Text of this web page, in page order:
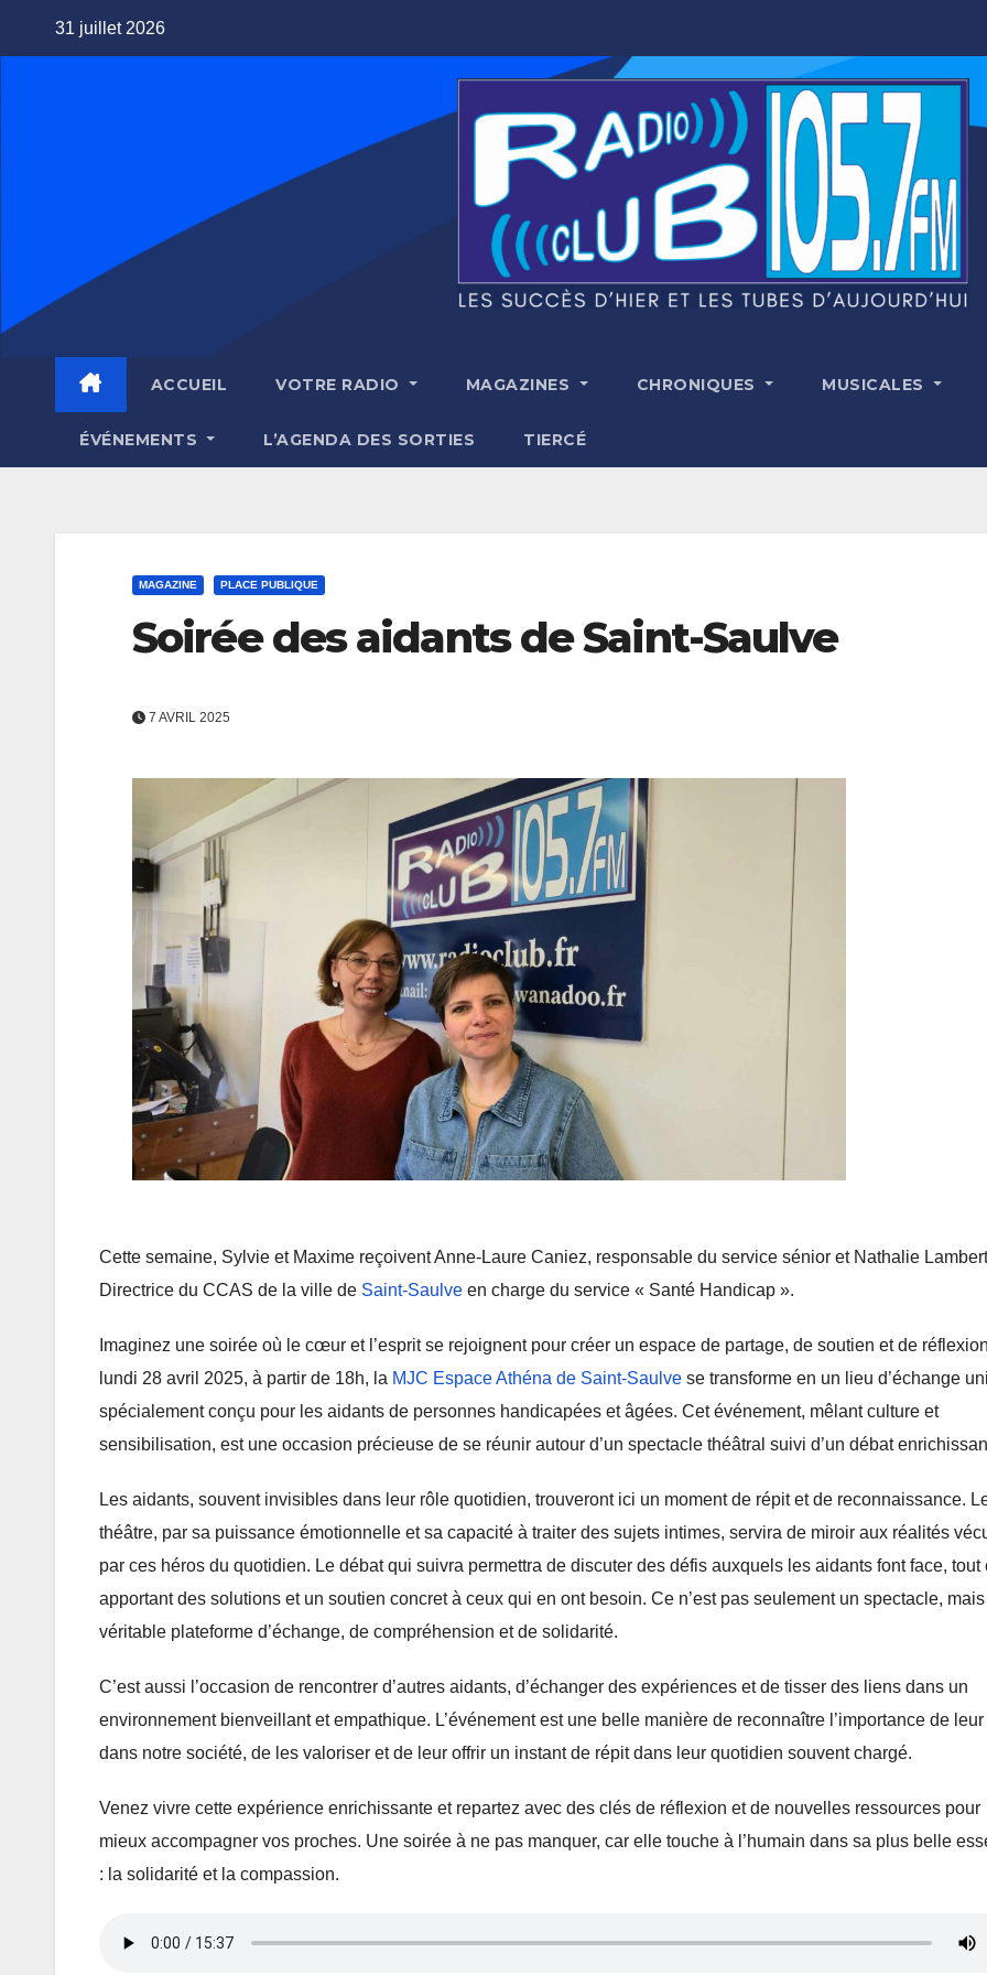
31 juillet 2026
ACCUEIL VOTRE RADIO MAGAZINES CHRONIQUES MUSICALES
ÉVÉNEMENTS L’AGENDA DES SORTIES TIERCÉ
MAGAZINE PLACE PUBLIQUE
Soirée des aidants de Saint-Saulve
7 AVRIL 2025
Cette semaine, Sylvie et Maxime reçoivent Anne-Laure Caniez, responsable du service sénior et Nathalie
Directrice du CCAS de la ville de Saint-Saulve en charge du service « Santé Handicap ».
Imaginez une soirée où le cœur et l’esprit se rejoignent pour créer un espace de partage, de soutien et de
lundi 28 avril 2025, à partir de 18h, la MJC Espace Athéna de Saint-Saulve se transforme en un lieu d’échange
spécialement conçu pour les aidants de personnes handicapées et âgées. Cet événement, mêlant culture et
sensibilisation, est une occasion précieuse de se réunir autour d’un spectacle théâtral suivi d’un débat
Les aidants, souvent invisibles dans leur rôle quotidien, trouveront ici un moment de répit et de reconnaissance.
théâtre, par sa puissance émotionnelle et sa capacité à traiter des sujets intimes, servira de miroir aux réalités
par ces héros du quotidien. Le débat qui suivra permettra de discuter des défis auxquels les aidants font face, tout
apportant des solutions et un soutien concret à ceux qui en ont besoin. Ce n’est pas seulement un spectacle,
véritable plateforme d’échange, de compréhension et de solidarité.
C’est aussi l’occasion de rencontrer d’autres aidants, d’échanger des expériences et de tisser des liens dans un
environnement bienveillant et empathique. L’événement est une belle manière de reconnaître l’importance de
dans notre société, de les valoriser et de leur offrir un instant de répit dans leur quotidien souvent chargé.
Venez vivre cette expérience enrichissante et repartez avec des clés de réflexion et de nouvelles ressources pour
mieux accompagner vos proches. Une soirée à ne pas manquer, car elle touche à l’humain dans sa plus belle
: la solidarité et la compassion.